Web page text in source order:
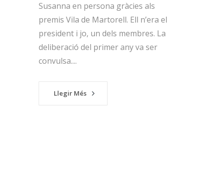
Susanna en persona gràcies als
premis Vila de Martorell. Ell n’era el
president i jo, un dels membres. La
deliberació del primer any va ser
convulsa....
Llegir Més